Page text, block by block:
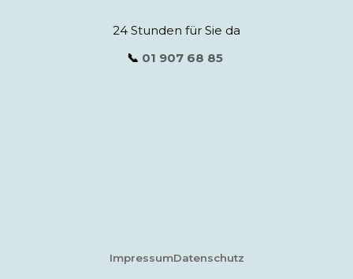
24 Stunden für Sie da
📞 01 907 68 85
ImpressumDatenschutz